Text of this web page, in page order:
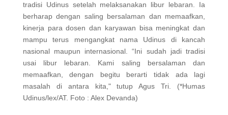
tradisi Udinus setelah melaksanakan libur lebaran. Ia
berharap dengan saling bersalaman dan memaafkan,
kinerja para dosen dan karyawan bisa meningkat dan
mampu terus mengangkat nama Udinus di kancah
nasional maupun internasional. “Ini sudah jadi tradisi
usai libur lebaran. Kami saling bersalaman dan
memaafkan, dengan begitu berarti tidak ada lagi
masalah di antara kita," tutup Agus Tri. (*Humas
Udinus/lex/AT. Foto : Alex Devanda)